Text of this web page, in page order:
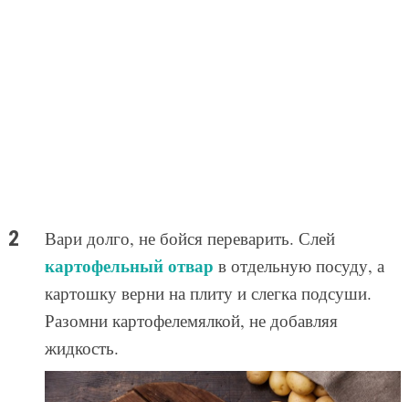
Вари долго, не бойся переварить. Слей
картофельный отвар в отдельную посуду, а
картошку верни на плиту и слегка подсуши.
Разомни картофелемялкой, не добавляя
жидкость.